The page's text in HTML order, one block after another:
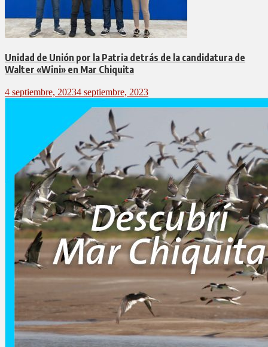
Unidad de Unión por la Patria detrás de la candidatura de
Walter «Wini» en Mar Chiquita
4 septiembre, 20234 septiembre, 2023